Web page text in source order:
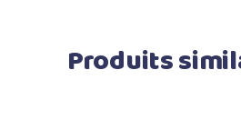
Produits